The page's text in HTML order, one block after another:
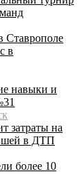
в
навыки и
затраты на
в ДТП
более 10